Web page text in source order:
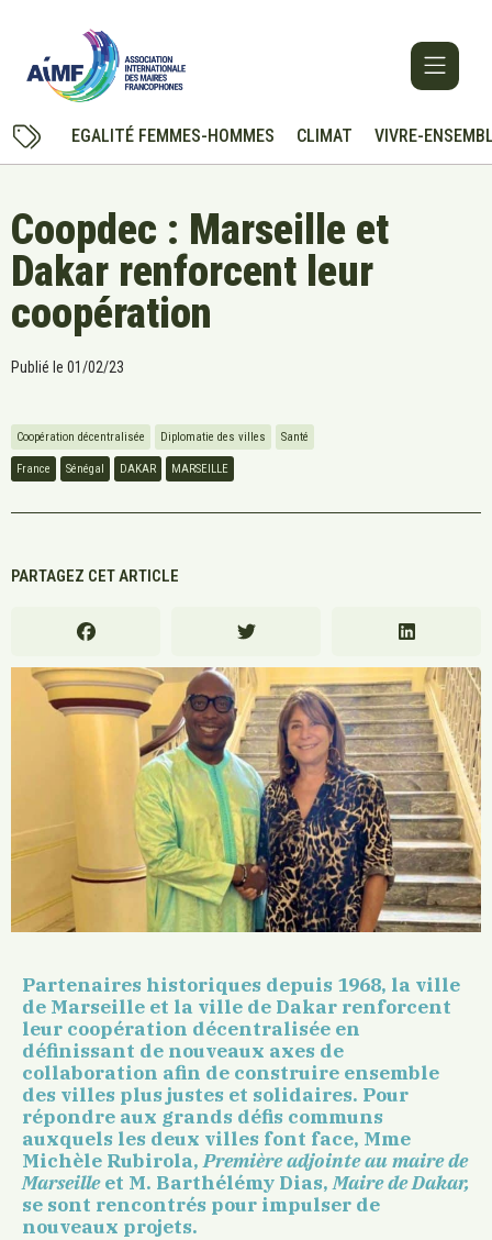
EGALITÉ FEMMES-HOMMES CLIMAT VIVRE-
Coopdec : Marseille et
Dakar renforcent leur
coopération
Publié le 01/02/23
Coopération décentralisée Diplomatie des villes Santé
France Sénégal DAKAR MARSEILLE
PARTAGEZ CET ARTICLE
Partenaires historiques depuis 1968, la ville
de Marseille et la ville de Dakar renforcent
leur coopération décentralisée en
définissant de nouveaux axes de
collaboration afin de construire ensemble
des villes plus justes et solidaires. Pour
répondre aux grands défis communs
auxquels les deux villes font face, Mme
Michèle Rubirola, Première adjointe au maire de
Marseilleet M. Barthélémy Dias, Maire de Dakar,
se sont rencontrés pour impulser de
nouveaux projets.